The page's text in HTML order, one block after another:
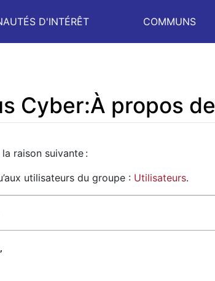
D'INTÉRÊT COMMUNS
Cyber:À propos de
raison suivante :
utilisateurs du groupe : Utilisateurs.